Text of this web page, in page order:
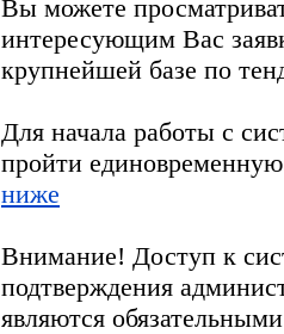
Вы можете
интересующим Вас
крупнейшей базе по
Для начала работы с
пройти
ниже
Внимание! Доступ к
подтверждения
являются